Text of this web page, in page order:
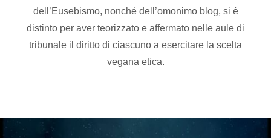
dell’Eusebismo, nonché dell’omonimo blog, si è
distinto per aver teorizzato e affermato nelle aule di
tribunale il diritto di ciascuno a esercitare la scelta
vegana etica.